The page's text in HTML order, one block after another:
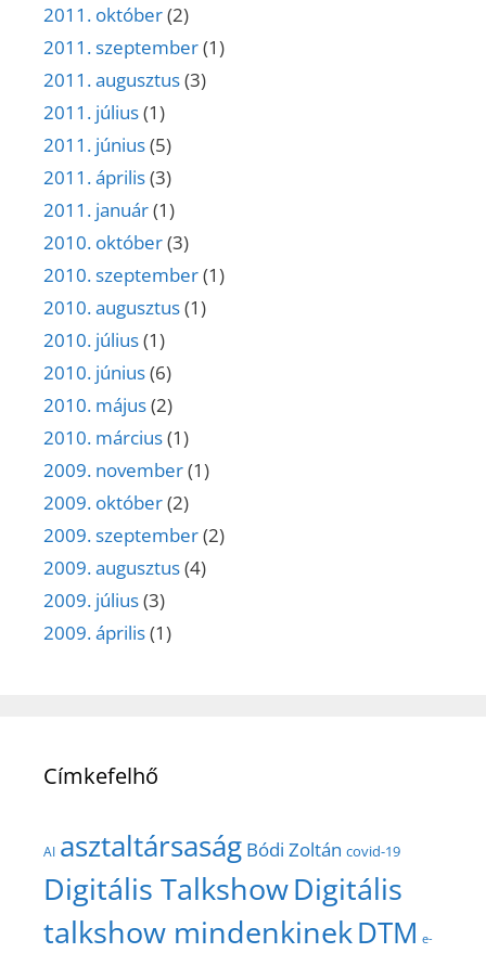
2011. október(2)
2011. szeptember(1)
2011. augusztus(3)
2011. július(1)
2011. június(5)
2011. április(3)
2011. január(1)
2010. október(3)
2010. szeptember(1)
2010. augusztus(1)
2010. július(1)
2010. június(6)
2010. május(2)
2010. március(1)
2009. november(1)
2009. október(2)
2009. szeptember(2)
2009. augusztus(4)
2009. július(3)
2009. április(1)
Címkefelhő
AI asztaltársaság Bódi Zoltán covid-19
Digitális TalkshowDigitális
talkshow mindenkinekDTM e-